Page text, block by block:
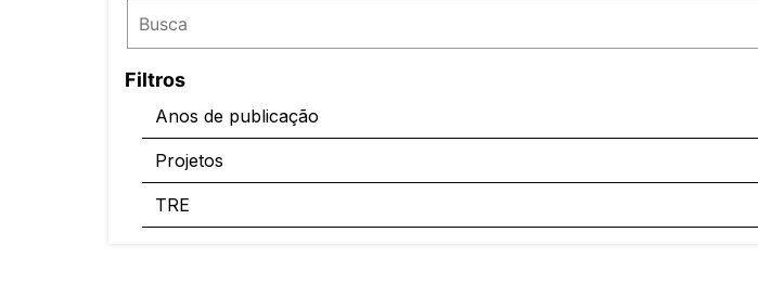
Filtros
Anos de publicação
Projetos
TRE